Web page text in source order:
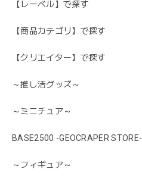
【レーベル】で探す
【商品カテゴリ】で探す
【クリエイター】で探す
～推し活グッズ～
～ミニチュア～
BASE2500 -GEOCRAPER STORE-
～フィギュア～